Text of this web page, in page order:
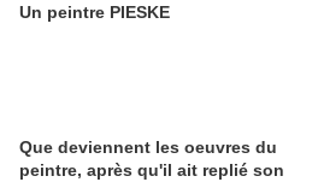
Un peintre PIESKE
Que deviennent les oeuvres du
peintre, après qu'il ait replié son